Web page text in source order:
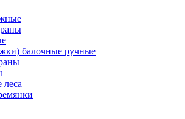
балочные ручные
леса